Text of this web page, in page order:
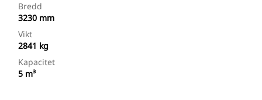
Bredd
3230 mm
Vikt
2841 kg
Kapacitet
5 m³